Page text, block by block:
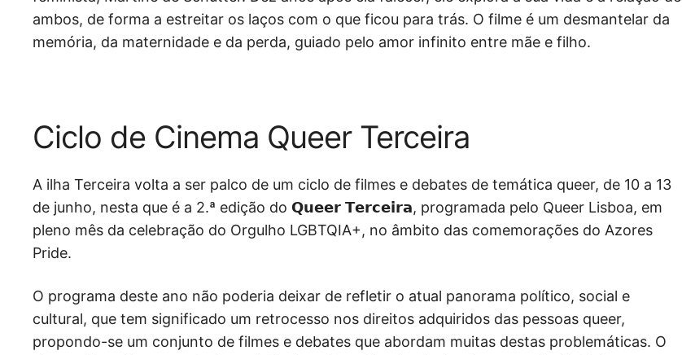
ambos, de forma a estreitar os laços com o que ficou para trás. O filme é um desmantelar da
memória, da maternidade e da perda, guiado pelo amor infinito entre mãe e filho.
Ciclo de Cinema Queer Terceira
A ilha Terceira volta a ser palco de um ciclo de filmes e debates de temática queer, de 10 a 13
de junho, nesta que é a 2.ª edição do 𝗤𝘂𝗲𝗲𝗿 𝗧𝗲𝗿𝗰𝗲𝗶𝗿𝗮, programada pelo Queer Lisboa, em
pleno mês da celebração do Orgulho LGBTQIA+, no âmbito das comemorações do Azores
Pride.
O programa deste ano não poderia deixar de refletir o atual panorama político, social e
cultural, que tem significado um retrocesso nos direitos adquiridos das pessoas queer,
propondo-se um conjunto de filmes e debates que abordam muitas destas problemáticas. O